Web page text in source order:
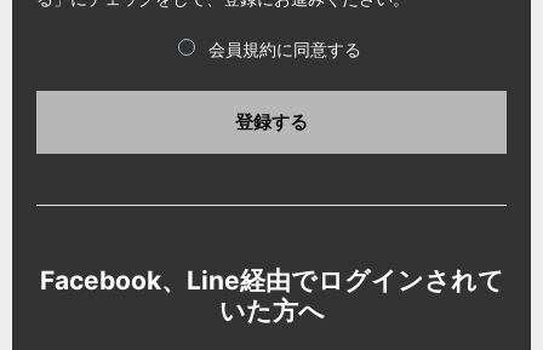
会員規約に同意する
登録する
Facebook、Line経由でログインされて
いた方へ